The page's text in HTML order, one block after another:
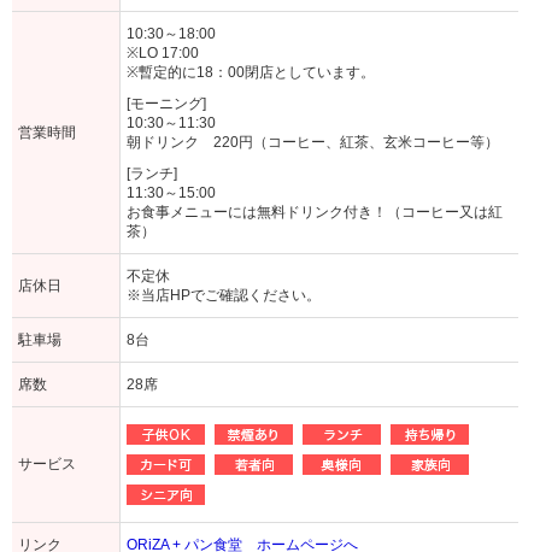
営業時間
10:30～18:00
※LO 17:00
※暫定的に18：00閉店としています。
[モーニング]
10:30～11:30
朝ドリンク 220円（コーヒー、紅茶、玄米コーヒー等）
[ランチ]
11:30～15:00
お食事メニューには無料ドリンク付き！（コーヒー又は紅
茶）
店休日
不定休
※当店HPでご確認ください。
駐車場 8台
席数 28席
サービス
リンク ORiZA + パン食堂 ホームページへ